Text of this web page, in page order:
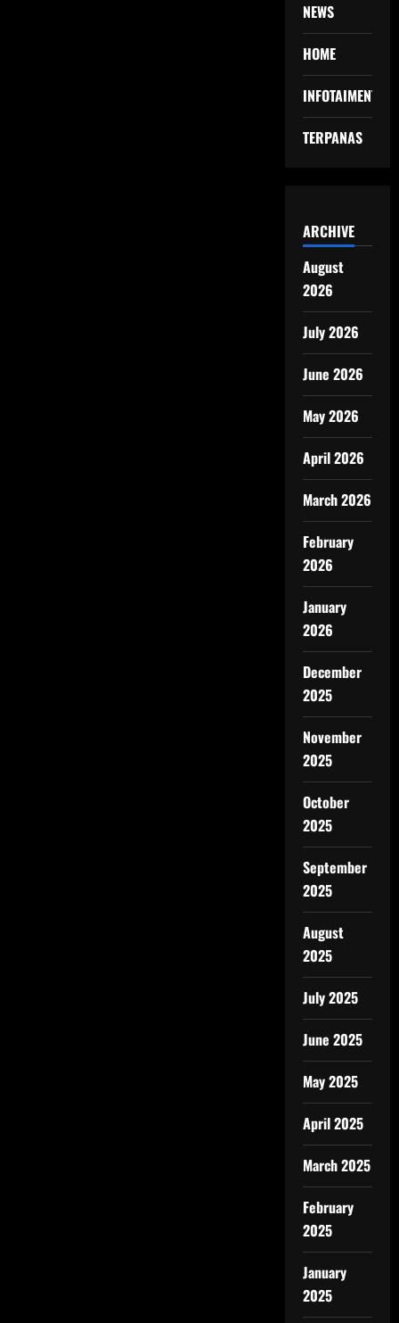
NEWS
HOME
INFOTAIMENT
TERPANAS
ARCHIVE
August
2026
July 2026
June 2026
May 2026
April 2026
March 2026
February
2026
January
2026
December
2025
November
2025
October
2025
September
2025
August
2025
July 2025
June 2025
May 2025
April 2025
March 2025
February
2025
January
2025